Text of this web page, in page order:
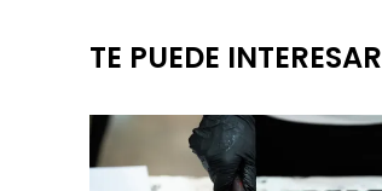
TE PUEDE INTERESAR